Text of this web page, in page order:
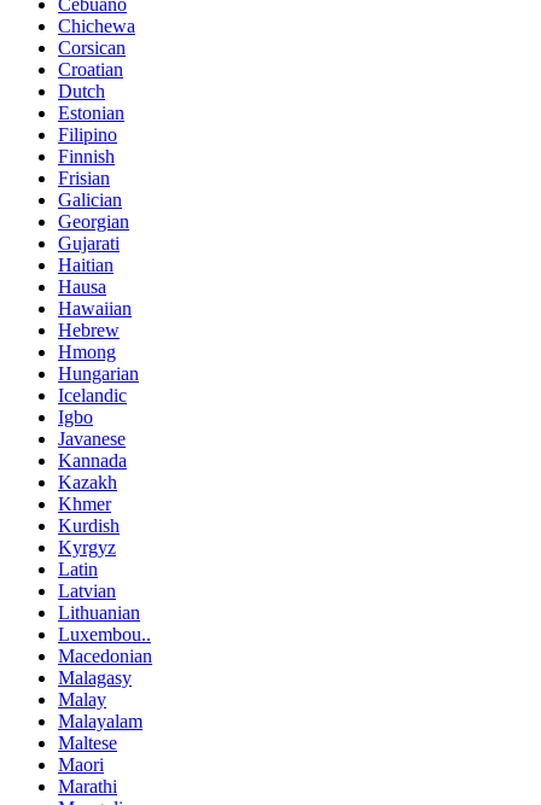
Cebuano
Chichewa
Corsican
Croatian
Dutch
Estonian
Filipino
Finnish
Frisian
Galician
Georgian
Gujarati
Haitian
Hausa
Hawaiian
Hebrew
Hmong
Hungarian
Icelandic
Igbo
Javanese
Kannada
Kazakh
Khmer
Kurdish
Kyrgyz
Latin
Latvian
Lithuanian
Luxembou..
Macedonian
Malagasy
Malay
Malayalam
Maltese
Maori
Marathi